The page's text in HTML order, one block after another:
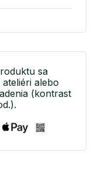
sa
alebo
(kontrast